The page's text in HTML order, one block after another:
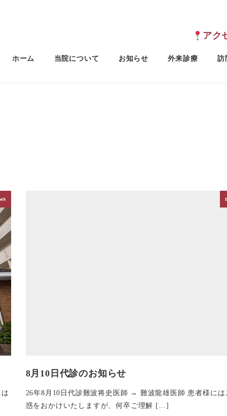
アク
ホーム 当院について お知らせ 外来診療 訪
8月10日代診のお知らせ
26年8月10日代診難波将史医師 → 難波龍雄医師 患者様には
惑をおかけいたしますが、何卒ご理解 […]